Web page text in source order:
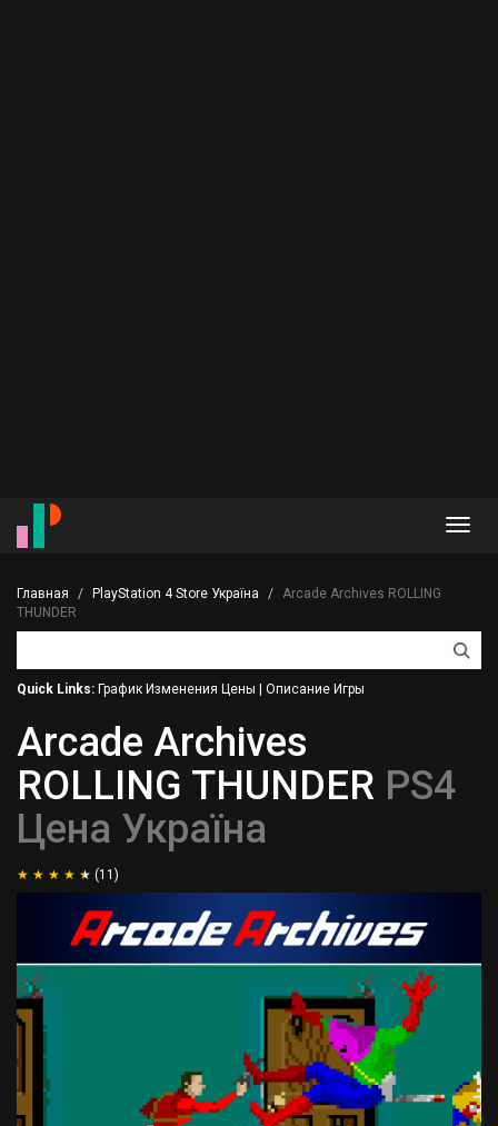
Главная PlayStation 4 Store Україна
Arcade Archives ROLLING
THUNDER
Quick Links: График Изменения Цены Описание Игры
Arcade Archives
ROLLING THUNDER PS4
Цена Україна
(11)